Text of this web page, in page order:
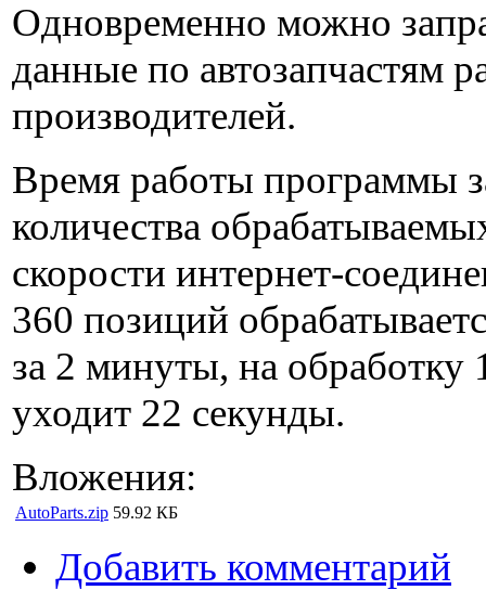
Одновременно можно
данные по автозапчастям
производителей.
Время работы программы
количества
скорости интернет-
360 позиций
за 2 минуты, на обработку
уходит 22 секунды.
Вложения:
AutoParts.zip 59.92 КБ
Добавить комментарий